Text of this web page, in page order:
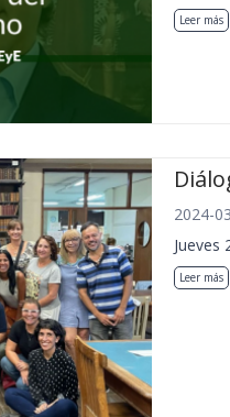
Leer más
2024-
Jueves
Leer más